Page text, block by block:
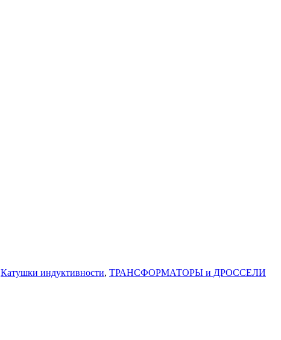
Катушки индуктивности, ТРАНСФОРМАТОРЫ и ДРОССЕЛИ